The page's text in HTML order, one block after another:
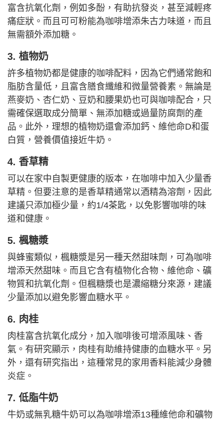
富含抗氧化劑，例如多酚，有助抗發炎，甚至減輕疼
痛症狀。而且可可粉能為咖啡增添朱古力味道，而且
無需額外添加糖。
3. 植物奶
許多植物奶都是健康的咖啡配料，因為它們通常飽和
脂肪含量低，且富含膳食纖維和微量營養素。無論是
燕麥奶、杏仁奶、豆奶和腰果奶也可與咖啡配合，只
需確保選取成分簡單、無添加糖或過量防腐劑的產
品。此外，理想的植物奶還會添加鈣、維他命D和蛋
白質，營養價值接近牛奶。
4. 香草精
可以在家中自製更健康的版本，在咖啡中加入少量香
草精。但要注意的是香草精通常以酒精為溶劑，因此
建議只添加極少量，約1/4茶匙，以免影響咖啡的味
道和健康。
5. 楓糖漿
與蜂蜜類似，楓糖漿是另一種天然甜味劑，可為咖啡
增添天然甜味。而且它含有植物化合物、維他命、礦
物質和抗氧化劑。但楓糖漿也是濃縮糖分來源，建議
少量添加以避免影響血糖水平。
6. 肉桂
肉桂富含抗氧化成分，加入咖啡後可增添風味、香
氣。有研究顯示，肉桂有助維持健康的血糖水平。另
外，還有研究指出，這種常見的家用香料能減少身體
炎症。
7. 低脂牛奶
牛奶或無乳糖牛奶可以為咖啡增添13種維他命和礦物